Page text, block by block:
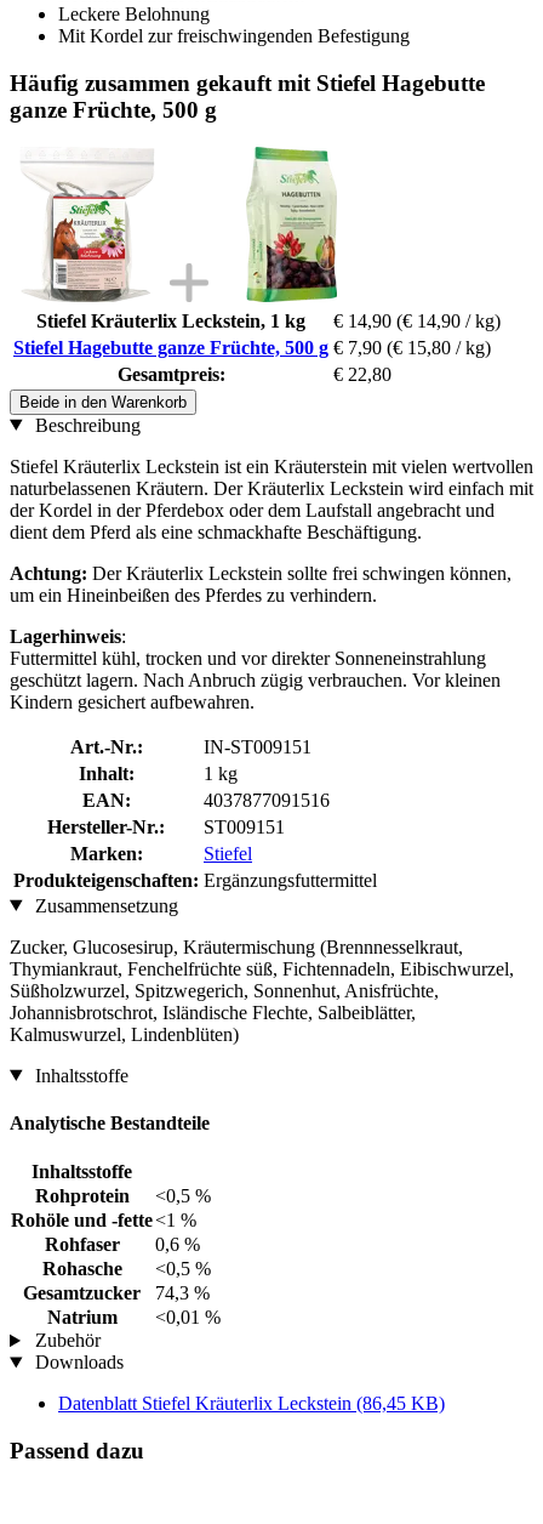
Leckere Belohnung
Mit Kordel zur freischwingenden Befestigung
Häufig zusammen gekauft mit Stiefel Hagebutte
ganze Früchte, 500 g
Stiefel Kräuterlix Leckstein, 1 kg € 14,90 (€ 14,90 / kg)
Stiefel Hagebutte ganze Früchte, 500 g € 7,90 (€ 15,80 / kg)
Gesamtpreis:
€ 22,80
Beide in den Warenkorb
Beschreibung
Stiefel Kräuterlix Leckstein ist ein Kräuterstein mit vielen wertvollen
naturbelassenen Kräutern. Der Kräuterlix Leckstein wird einfach mit
der Kordel in der Pferdebox oder dem Laufstall angebracht und
dient dem Pferd als eine schmackhafte Beschäftigung.
Achtung: Der Kräuterlix Leckstein sollte frei schwingen können,
um ein Hineinbeißen des Pferdes zu verhindern.
Lagerhinweis:
Futtermittel kühl, trocken und vor direkter Sonneneinstrahlung
geschützt lagern. Nach Anbruch zügig verbrauchen. Vor kleinen
Kindern gesichert aufbewahren.
Art.-Nr.:
IN-ST009151
Inhalt:
1 kg
EAN:
4037877091516
Hersteller-Nr.:
ST009151
Marken:
Stiefel
Produkteigenschaften: Ergänzungsfuttermittel
Zusammensetzung
Zucker, Glucosesirup, Kräutermischung (Brennnesselkraut,
Thymiankraut, Fenchelfrüchte süß, Fichtennadeln, Eibischwurzel,
Süßholzwurzel, Spitzwegerich, Sonnenhut, Anisfrüchte,
Johannisbrotschrot, Isländische Flechte, Salbeiblätter,
Kalmuswurzel, Lindenblüten)
Inhaltsstoffe
Analytische Bestandteile
Inhaltsstoffe
Rohprotein
<0,5 %
Rohöle und -fette<1 %
Rohfaser
0,6 %
Rohasche
<0,5 %
Gesamtzucker
74,3 %
Natrium
<0,01 %
Zubehör
Downloads
Datenblatt Stiefel Kräuterlix Leckstein (86,45 KB)
Passend dazu